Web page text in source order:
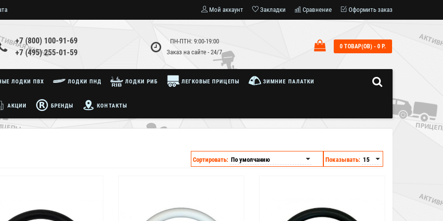
Мой аккаунт Закладки Сравнение Оформить заказ
+7 (800) 100-91-69
+7 (495) 255-01-59
ПН-ПТН: 9:00-19:00
Заказ на сайте - 24/7
0 ТОВАР(ОВ) - 0 Р.
ЛОДКИ ПВХ ЛОДКИ ПНД ЛОДКИ РИБ ЛЕГКОВЫЕ ПРИЦЕПЫ ЗИМНИЕ ПАЛАТКИ
АКЦИИ БРЕНДЫ КОНТАКТЫ
Показывать:
Сортировать:
Хит продаж
Бесплатная доставка